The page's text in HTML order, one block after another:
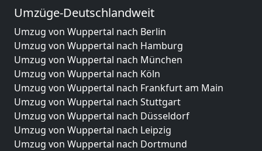
Umzüge-Deutschlandweit
Umzug von Wuppertal nach Berlin
Umzug von Wuppertal nach Hamburg
Umzug von Wuppertal nach München
Umzug von Wuppertal nach Köln
Umzug von Wuppertal nach Frankfurt am Main
Umzug von Wuppertal nach Stuttgart
Umzug von Wuppertal nach Düsseldorf
Umzug von Wuppertal nach Leipzig
Umzug von Wuppertal nach Dortmund